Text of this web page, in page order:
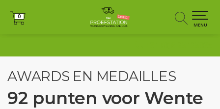
0
0
MENU
AWARDS EN MEDAILLES
92 punten voor Wente